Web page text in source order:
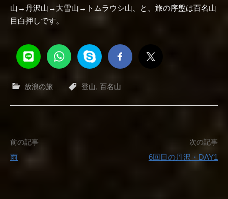
山→丹沢山→大雪山→トムラウシ山、と、旅の序盤は百名山
目白押しです。
放浪の旅 登山 百名山
投
稿
前の記事
雨
次の記事
6回目の丹沢・DAY1